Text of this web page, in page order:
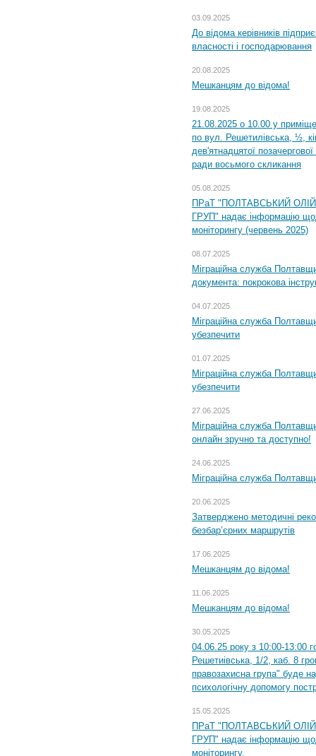
03.09.2025
До відома керівників
власності і господарювання
20.08.2025
Мешканцям до відома!
19.08.2025
21.08.2025 о 10.00 у
по вул. Решетилівська, ½,
дев'ятнадцятої
ради восьмого скликання
05.08.2025
ПРаТ "ПОЛТАВСЬКИЙ
ГРУП" надає інформацію
моніторингу (червень 2025)
08.07.2025
Міграційна служба
документа: покрокова
04.07.2025
Міграційна служба
убезпечити
01.07.2025
Міграційна служба
убезпечити
27.06.2025
Міграційна служба
онлайн зручно та доступно!
24.06.2025
Міграційна служба
20.06.2025
Затверджено методичні
безбар’єрних маршрутів
17.06.2025
Мешканцям до відома!
11.06.2025
Мешканцям до відома!
30.05.2025
04.06.25 року з 10:00-13:00
Решетиівська, 1/2, каб. 8
правозахисна група" буде
психологічну допомогу
15.05.2025
ПРаТ "ПОЛТАВСЬКИЙ
ГРУП" надає інформацію
моніторингу.